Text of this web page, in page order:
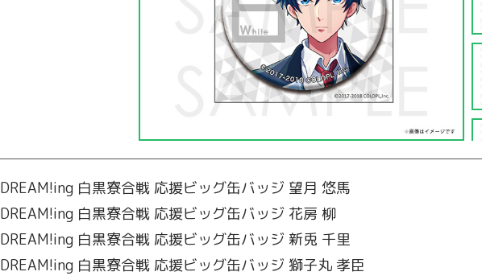
DREAM!ing 白黒寮合戦 応援ビッグ缶バッジ 望月 悠馬
DREAM!ing 白黒寮合戦 応援ビッグ缶バッジ 花房 柳
DREAM!ing 白黒寮合戦 応援ビッグ缶バッジ 新兎 千里
DREAM!ing 白黒寮合戦 応援ビッグ缶バッジ 獅子丸 孝臣